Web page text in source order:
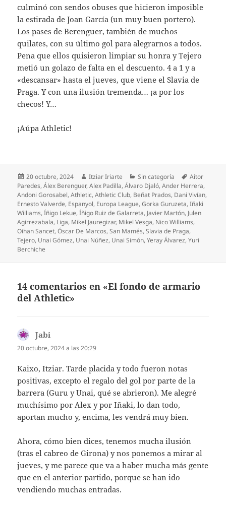
culminó con sendos obuses que hicieron imposible
la estirada de Joan García (un muy buen portero).
Los pases de Berenguer, también de muchos
quilates, con su último gol para alegrarnos a todos.
Pena que ellos quisieron limpiar su honra y Tejero
metió un golazo de falta en el descuento. 4 a 1 y a
«descansar» hasta el jueves, que viene el Slavia de
Praga. Y con una ilusión tremenda… ¡a por los
checos! Y…
¡Aúpa Athletic!
Publicado
el
20 octubre, 2024 Autor
Itziar Iriarte Categorías
Sin categoría Etiquetas
Aitor
Paredes,Álex Berenguer,Alex Padilla,Álvaro Djaló,Ander Herrera,
Andoni Gorosabel,Athletic,Athletic Club, Beñat Prados, Dani Vivían,
Ernesto Valverde, Espanyol, Europa League,Gorka Guruzeta,Iñaki
Williams,Íñigo Lekue,Íñigo Ruiz de Galarreta, Javier Martón, Julen
Agirrezabala, Liga, Mikel Jauregizar, Mikel Vesga, Nico Williams,
Oihan Sancet,Óscar De Marcos,San Mamés,Slavia de Praga,
Tejero, Unai Gómez, Unai Núñez, Unai Simón,Yeray Álvarez,Yuri
Berchiche
14 comentarios en «El fondo de armario
del Athletic»
Jabi
20 octubre, 2024 a las 20:29
Kaixo, Itziar. Tarde placida y todo fueron notas
positivas, excepto el regalo del gol por parte de la
barrera (Guru y Unai, qué se abrieron). Me alegré
muchísimo por Alex y por Iñaki, lo dan todo,
aportan mucho y, encima, les vendrá muy bien.
Ahora, cómo bien dices, tenemos mucha ilusión
(tras el cabreo de Girona) y nos ponemos a mirar al
jueves, y me parece que va a haber mucha más gente
que en el anterior partido, porque se han ido
vendiendo muchas entradas.